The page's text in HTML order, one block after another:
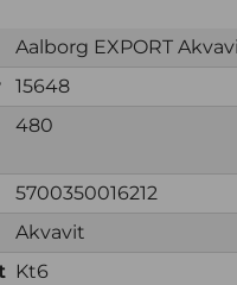
Aalborg EXPORT
15648
480
5700350016212
Akvavit
Kt6